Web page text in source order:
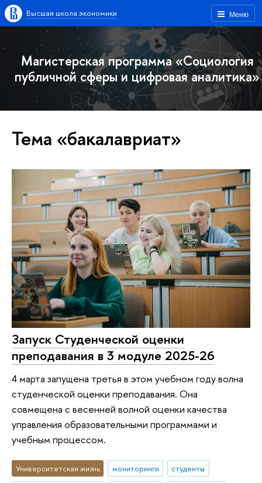
Меню
Высшая школа экономики
Магистерская программа «Социология
публичной сферы и цифровая аналитика»
Тема «бакалавриат»
Запуск Студенческой оценки
преподавания в 3 модуле 2025-26
4 марта запущена третья в этом учебном году волна
студенческой оценки преподавания. Она
совмещена с весенней волной оценки качества
управления образовательными программами и
учебным процессом.
Университетская жизнь мониторинги
студенты